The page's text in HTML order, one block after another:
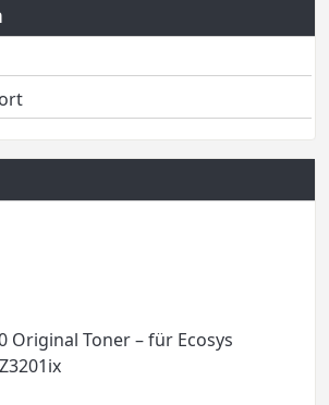
Original Toner – für Ecosys